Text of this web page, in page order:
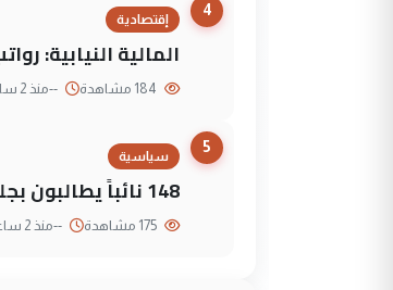
4
إقتصادية
المالية النيابية: رواتب عام
--منذ 2 ساعة
5
سياسية
148 نائباً يطالبون بجلسة طارئة لمواجهة العجز المالي
--منذ 2 ساعة